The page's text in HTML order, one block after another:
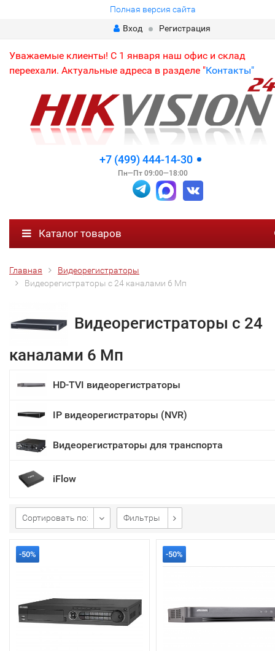
Полная версия сайта
Вход
Регистрация
Уважаемые клиенты! С 1 января наш офис и склад
переехали. Актуальные адреса в разделе "Контакты"
+7 (499) 444-14-30
Пн—Пт 09:00—18:00
Каталог товаров
Главная
Видеорегистраторы
Видеорегистраторы с 24 каналами 6 Мп
Видеорегистраторы с 24
каналами 6 Мп
HD-TVI видеорегистраторы
IP видеорегистраторы (NVR)
Видеорегистраторы для транспорта
iFlow
Сортировать по: Фильтры
-50% -50%